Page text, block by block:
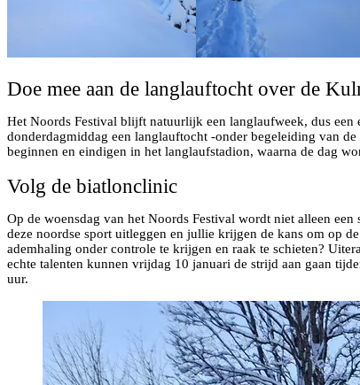
Doe mee aan de langlauftocht over de
Het Noords Festival blijft natuurlijk een langlaufweek, dus
donderdagmiddag een langlauftocht -onder begeleiding van
beginnen en eindigen in het langlaufstadion, waarna de dag
Volg de biatlonclinic
Op de woensdag van het Noords Festival wordt niet alleen
deze noordse sport uitleggen en jullie krijgen de kans om op
ademhaling onder controle te krijgen en raak te schieten?
echte talenten kunnen vrijdag 10 januari de strijd aan gaan
uur.